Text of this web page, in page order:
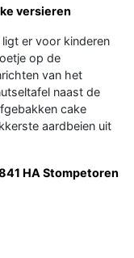
versieren
er voor kinderen
op de
van het
naast de
cake
aardbeien uit
HA Stompetoren